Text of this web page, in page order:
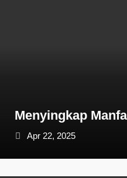
Menyingkap
Apr 22, 2025